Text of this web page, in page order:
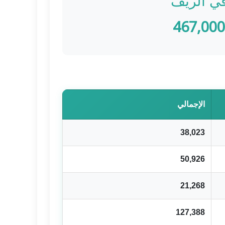
467,000
الإجمالي
38,023
50,926
21,268
127,388